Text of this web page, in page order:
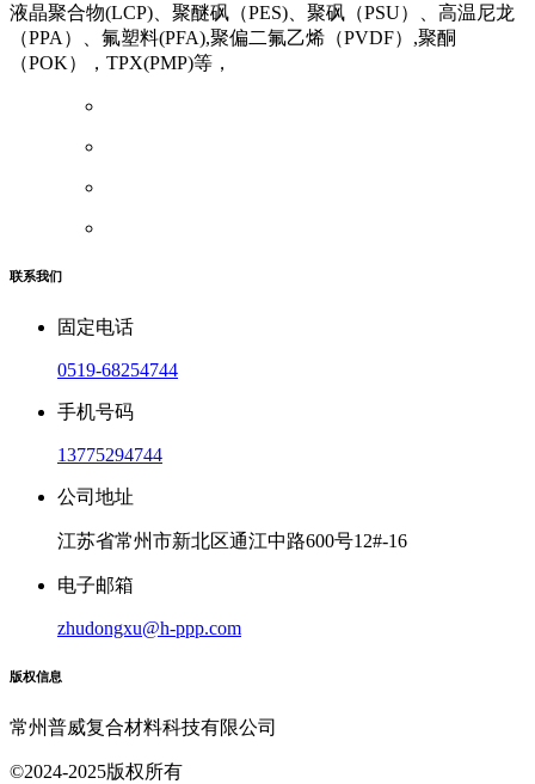
液晶聚合物(LCP)、聚醚砜（PES)、聚砜（PSU）、高温尼龙
（PPA）、氟塑料(PFA),聚偏二氟乙烯（PVDF）,聚酮
（POK），TPX(PMP)等，
联系我们
固定电话
0519-68254744
手机号码
13775294744
公司地址
江苏省常州市新北区通江中路600号12#-16
电子邮箱
zhudongxu@h-ppp.com
版权信息
常州普威复合材料科技有限公司
©2024-2025版权所有